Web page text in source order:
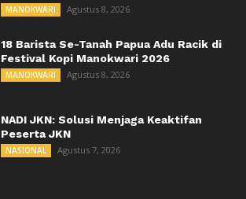
MANOKWARI Agustus 8, 2026
18 Barista Se-Tanah Papua Adu Racik di
Festival Kopi Manokwari 2026
MANOKWARI Agustus 8, 2026
NADI JKN: Solusi Menjaga Keaktifan
Peserta JKN
NASIONAL Agustus 7, 2026